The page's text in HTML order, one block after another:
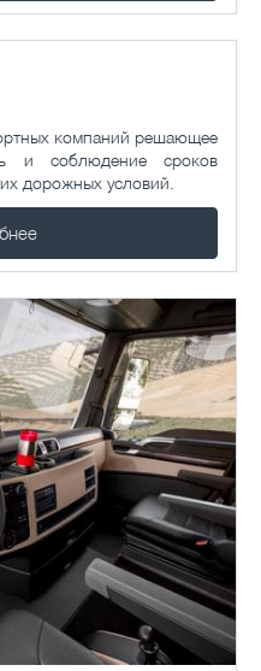
компаний решающее
и соблюдение сроков
дорожных условий.